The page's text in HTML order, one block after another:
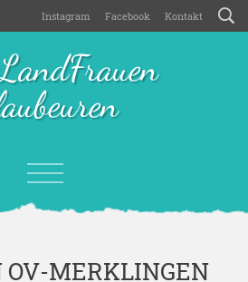
Instagram Facebook Kontakt
OV-MERKLINGEN